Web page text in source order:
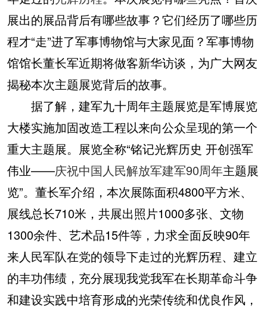
展出的展品背后有哪些故事？它们经历了哪些历
程才“走”进了军事博物馆与大家见面？军事博物
馆馆长董长军近期将做客新华访谈，为广大网友
揭秘本次主题展览背后的故事。
据了解，建军九十周年主题展览是军博展览
大楼实施加固改造工程以来向公众呈现的第一个
重大主题展。展览全称“铭记光辉历史 开创强军
伟业——庆祝中国人民解放军建军90周年主题展
览”。董长军介绍，本次展陈面积4800平方米、
展线总长710米，共展出照片1000多张、文物
1300余件、艺术品15件等，力求全面反映90年
来人民军队在党的领导下走过的光辉历程、建立
的丰功伟绩，充分展现我党我军在长期革命斗争
和建设实践中培育形成的光荣传统和优良作风，